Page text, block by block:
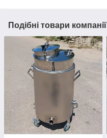
Подібні товари компанії